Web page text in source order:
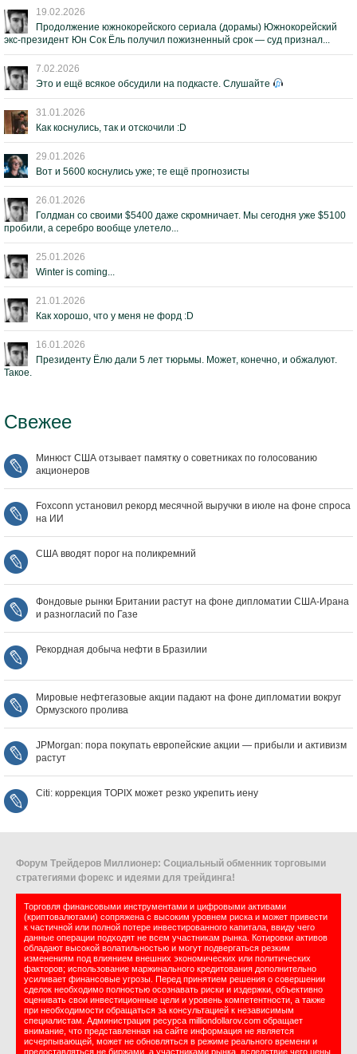
19.02.2026
Продолжение южнокорейского сериала (дорамы) Южнокорейский
экс-президент Юн Сок Ёль получил пожизненный срок — суд признал...
7.02.2026
Это и ещё всякое обсудили на подкасте. Слушайте
31.01.2026
Как коснулись, так и отскочили :D
29.01.2026
Вот и 5600 коснулись уже; те ещё прогнозисты
26.01.2026
Голдман со своими $5400 даже скромничает. Мы сегодня уже $5100
пробили, а серебро вообще улетело...
25.01.2026
Winter is coming...
21.01.2026
Как хорошо, что у меня не форд :D
16.01.2026
Президенту Ёлю дали 5 лет тюрьмы. Может, конечно, и обжалуют.
Такое.
Свежее
Минюст США отзывает памятку о советниках по голосованию
акционеров
Foxconn установил рекорд месячной выручки в июле на фоне спроса
на ИИ
США вводят порог на поликремний
Фондовые рынки Британии растут на фоне дипломатии США‑Ирана
и разногласий по Газе
Рекордная добыча нефти в Бразилии
Мировые нефтегазовые акции падают на фоне дипломатии вокруг
Ормузского пролива
JPMorgan: пора покупать европейские акции — прибыли и активизм
растут
Citi: коррекция TOPIX может резко укрепить иену
Форум Трейдеров Миллионер: Социальный обменник торговыми
стратегиями форекс и идеями для трейдинга!
Торговля финансовыми инструментами и цифровыми активами
(криптовалютами) сопряжена с высоким уровнем риска и может привести
к частичной или полной потере инвестированного капитала, ввиду чего
данные операции подходят не всем участникам рынка. Котировки активов
обладают высокой волатильностью и могут подвергаться резким
изменениям под влиянием внешних экономических или политических
факторов; использование маржинального кредитования дополнительно
усиливает финансовые угрозы. Перед принятием решения о совершении
сделок необходимо полностью осознавать риски и издержки, объективно
оценивать свои инвестиционные цели и уровень компетентности, а также
при необходимости обращаться за консультацией к независимым
специалистам. Администрация ресурса milliondollarov.com обращает
внимание, что представленная на сайте информация не является
исчерпывающей, может не обновляться в режиме реального времени и
предоставляться не биржами, а участниками рынка, вследствие чего цены